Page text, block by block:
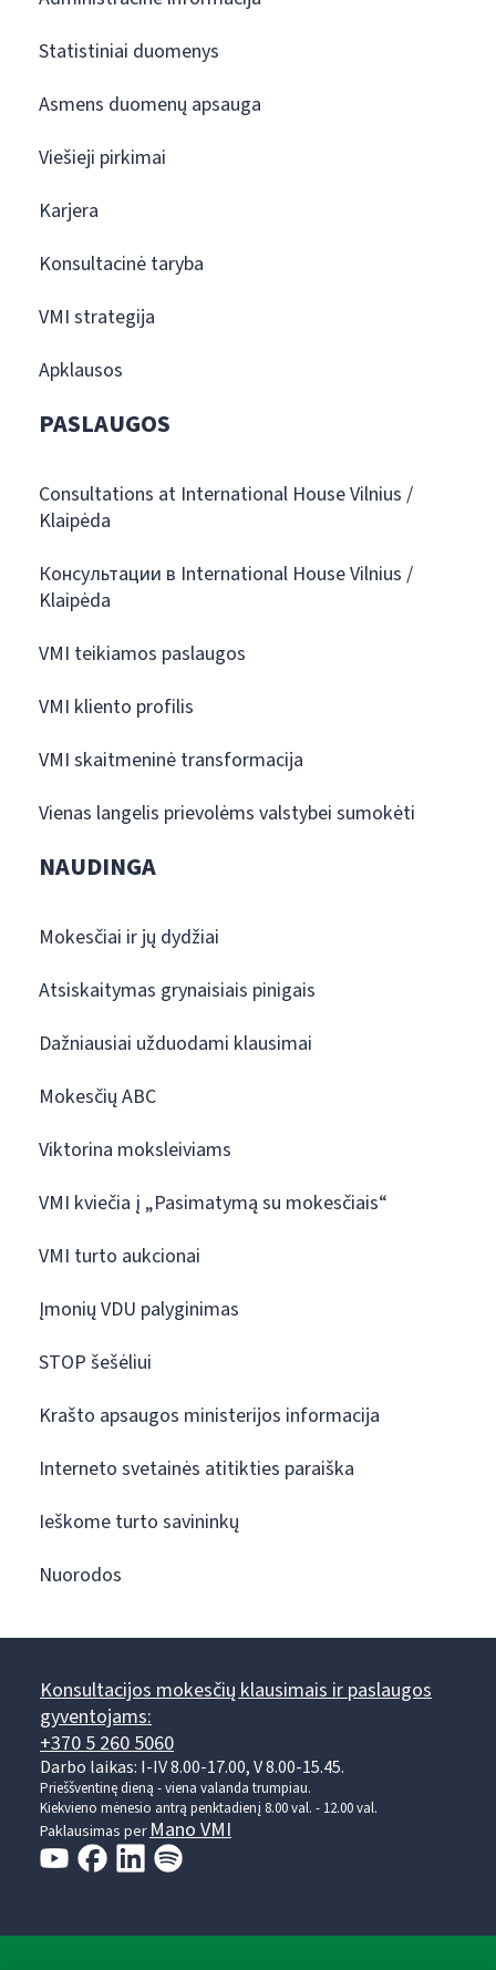
Statistiniai duomenys
Asmens duomenų apsauga
Viešieji pirkimai
Karjera
Konsultacinė taryba
VMI strategija
Apklausos
PASLAUGOS
Consultations at International House Vilnius /
Klaipėda
Консультации в International House Vilnius /
Klaipėda
VMI teikiamos paslaugos
VMI kliento profilis
VMI skaitmeninė transformacija
Vienas langelis prievolėms valstybei sumokėti
NAUDINGA
Mokesčiai ir jų dydžiai
Atsiskaitymas grynaisiais pinigais
Dažniausiai užduodami klausimai
Mokesčių ABC
Viktorina moksleiviams
VMI kviečia į „Pasimatymą su mokesčiais“
VMI turto aukcionai
Įmonių VDU palyginimas
STOP šešėliui
Krašto apsaugos ministerijos informacija
Interneto svetainės atitikties paraiška
Ieškome turto savininkų
Nuorodos
Konsultacijos mokesčių klausimais ir paslaugos
gyventojams:
+370 5 260 5060
Darbo laikas: I-IV 8.00-17.00, V 8.00-15.45.
Prieššventinę dieną - viena valanda trumpiau.
Kiekvieno mėnesio antrą penktadienį 8.00 val. - 12.00 val.
Paklausimas per Mano VMI